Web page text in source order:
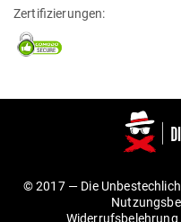
Zertifizierungen:
© 2017 — Die
Wider­rufs­be­lehrung